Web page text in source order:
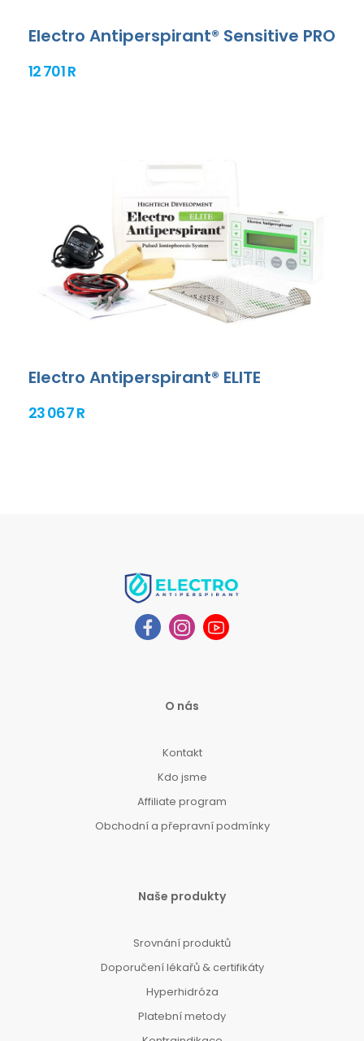
Electro Antiperspirant® Sensitive PRO
12 701 R
Electro Antiperspirant® ELITE
23 067 R
O nás
Kontakt
Kdo jsme
Affiliate program
Obchodní a přepravní podmínky
Naše produkty
Srovnání produktů
Doporučení lékařů & certifikáty
Hyperhidróza
Platební metody